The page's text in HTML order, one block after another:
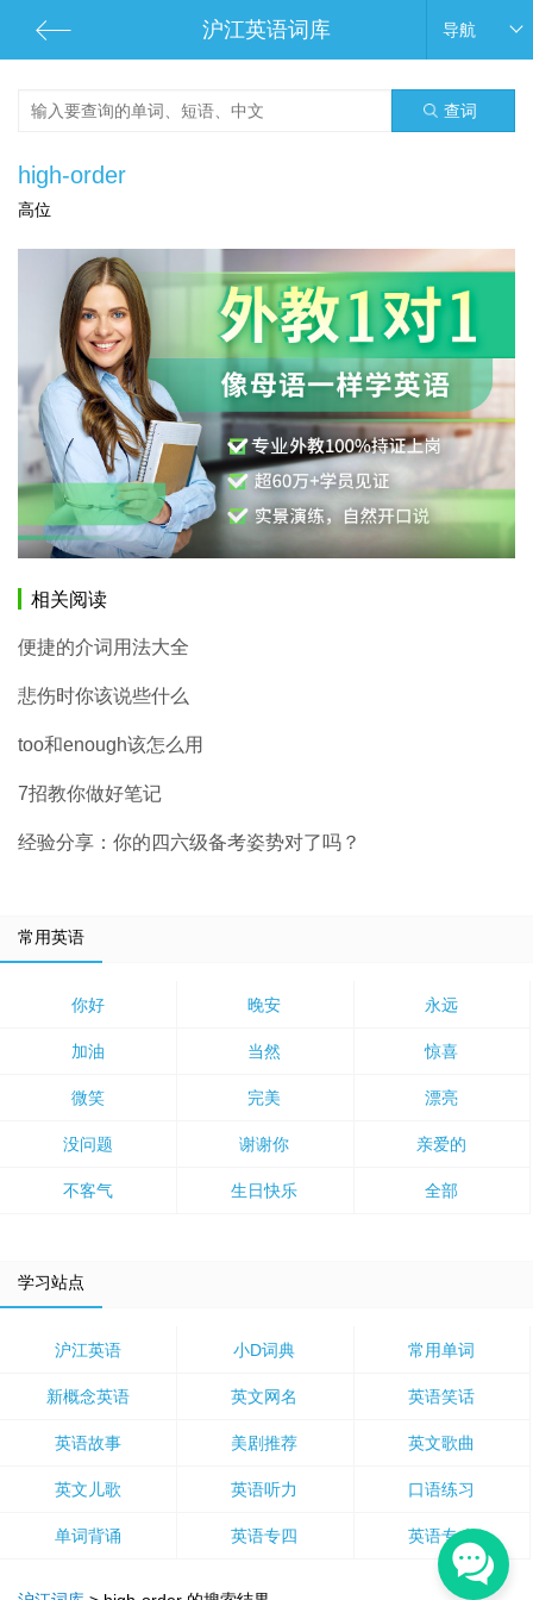
沪江英语词库 导航
查词
high-order
高位
相关阅读
便捷的介词用法大全
悲伤时你该说些什么
too和enough该怎么用
7招教你做好笔记
经验分享：你的四六级备考姿势对了吗？
常用英语
你好 晚安 永远
加油 当然 惊喜
微笑 完美 漂亮
没问题 谢谢你 亲爱的
不客气 生日快乐 全部
学习站点
沪江英语 小D词典 常用单词
新概念英语 英文网名 英语笑话
英语故事 美剧推荐 英文歌曲
英文儿歌 英语听力 口语练习
单词背诵 英语专四 英语专八